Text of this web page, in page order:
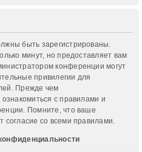
быть зарегистрированы.
минут, но предоставляет вам
конференции могут
привилегии для
Прежде чем
с правилами и
Помните, что ваше
согласие со всеми правилами.